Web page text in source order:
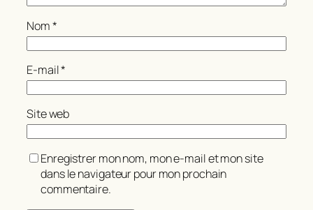
Nom*
E-mail*
Site web
Enregistrer mon nom, mon e-mail et mon site
dans le navigateur pour mon prochain
commentaire.